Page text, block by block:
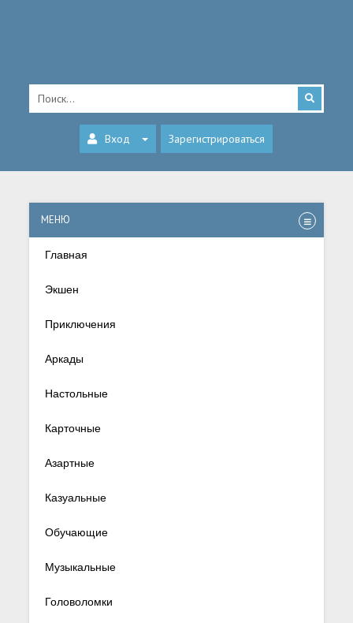
Вход Зарегистрироваться
МЕНЮ
Главная
Экшен
Приключения
Аркады
Настольные
Карточные
Азартные
Казуальные
Обучающие
Музыкальные
Головоломки